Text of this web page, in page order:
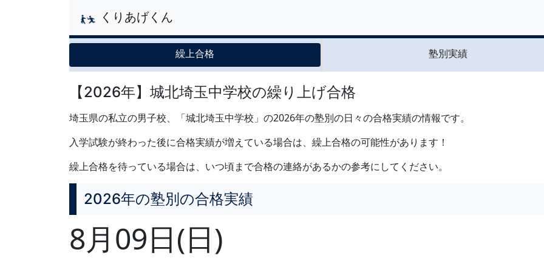
くりあげくん
繰上合格 塾別実績
【2026年】城北埼玉中学校の繰り上げ合格
埼玉県の私立の男子校、「城北埼玉中学校」の2026年の塾別の日々の合格実績の情報です。
入学試験が終わった後に合格実績が増えている場合は、繰上合格の可能性があります！
繰上合格を待っている場合は、いつ頃まで合格の連絡があるかの参考にしてください。
2026年の塾別の合格実績
8月09日(日)